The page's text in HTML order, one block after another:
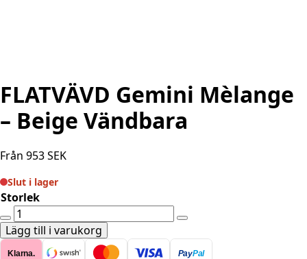
FLATVÄVD Gemini Mèlange
– Beige Vändbara
Från 953SEK
Slut i lager
Storlek
FLATVÄVD
Gemini
Mèlange
Lägg till i varukorg
Klarna. PayPal